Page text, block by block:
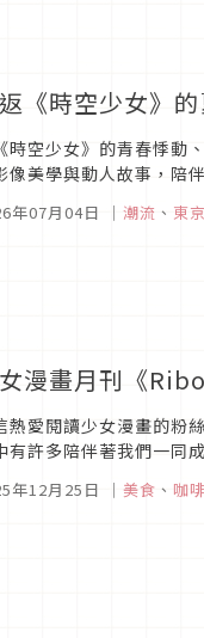
《時空少女》
時空少女》的青春悸動
像美學與動人故事，陪
年07月04日 ｜ 潮流 、 東京
漫畫月刊《
熱愛閱讀少女漫畫的粉
有許多陪伴著我們一同
年12月25日 ｜ 美食 、 咖